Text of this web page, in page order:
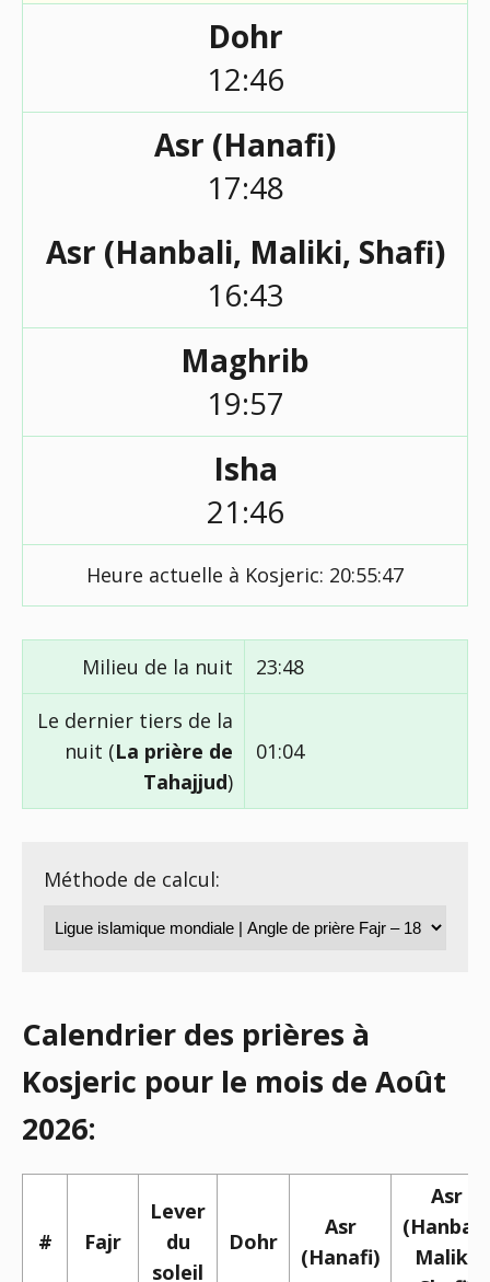
Dohr
12:46
Asr (Hanafi)
17:48
Asr (Hanbali, Maliki, Shafi)
16:43
Maghrib
19:57
Isha
21:46
Heure actuelle à Kosjeric: 20:55:47
Milieu de la nuit 23:48
Le dernier tiers de la
nuit (La prière de
Tahajjud)
01:04
Méthode de calcul:
Calendrier des prières à
Kosjeric pour le mois de Août
2026:
# Fajr
Lever
du
soleil
Dohr
Asr
(Hanafi)
Asr
(Hanbali,
Maliki,